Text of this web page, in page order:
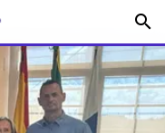
search